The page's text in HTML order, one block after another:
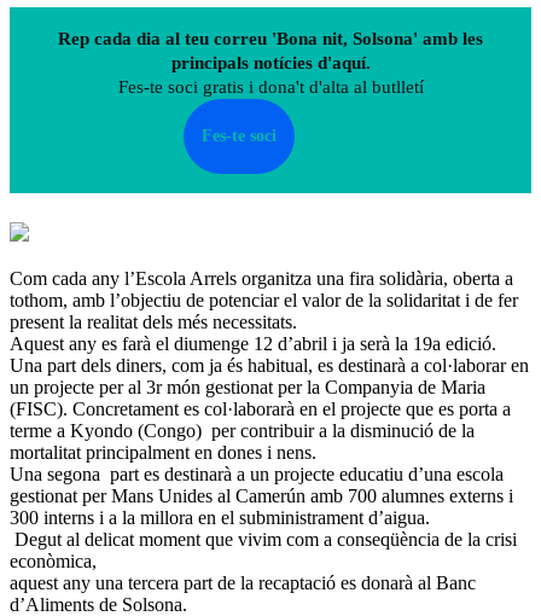
Rep cada dia al teu correu 'Bona nit, Solsona' amb les
principals notícies d'aquí.
Fes-te soci gratis i dona't d'alta al butlletí
Fes-te soci
Com cada any l’Escola Arrels organitza una fira solidària, oberta a
tothom, amb l’objectiu de potenciar el valor de la solidaritat i de fer
present la realitat dels més necessitats.
Aquest any es farà el diumenge 12 d’abril i ja serà la 19a edició.
Una part dels diners, com ja és habitual, es destinarà a col·laborar en
un projecte per al 3r món gestionat per la Companyia de Maria
(FISC). Concretament es col·laborarà en el projecte que es porta a
terme a Kyondo (Congo) per contribuir a la disminució de la
mortalitat principalment en dones i nens.
Una segona part es destinarà a un projecte educatiu d’una escola
gestionat per Mans Unides al Camerún amb 700 alumnes externs i
300 interns i a la millora en el subministrament d’aigua.
Degut al delicat moment que vivim com a conseqüència de la crisi
econòmica,
aquest any una tercera part de la recaptació es donarà al Banc
d’Aliments de Solsona.